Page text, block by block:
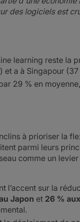
des logiciels est
learning reste la
a à Singapour (37
29 % en
à prioriser la
parmi leurs
comme un
l’accent sur la
Japon et 26 %